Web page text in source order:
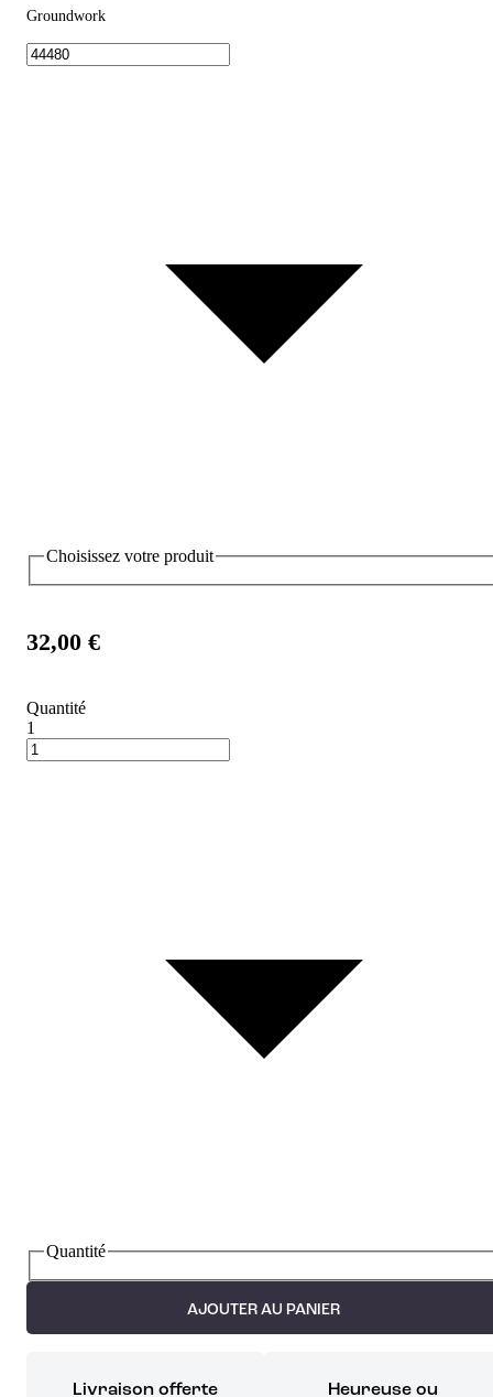
Groundwork
Choisissez votre produit
32,00 €
Quantité
1
Quantité
AJOUTER AU PANIER
Livraison offerte Heureuse ou